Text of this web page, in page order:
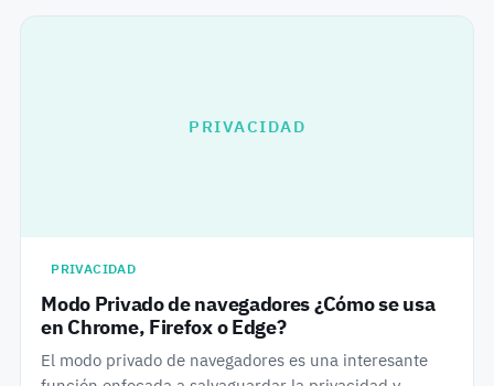
PRIVACIDAD
PRIVACIDAD
Modo Privado de navegadores ¿Cómo se usa
en Chrome, Firefox o Edge?
El modo privado de navegadores es una interesante